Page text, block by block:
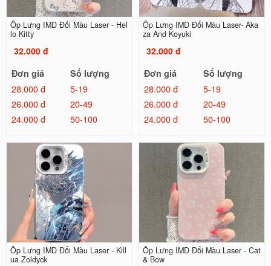
Ốp Lưng IMD Đổi Màu Laser - Hel
lo Kitty
32.000 đ
Đơn giá
Số lượng
28.000 đ
5-19
26.000 đ
20-49
24.000 đ
50-100
Ốp Lưng IMD Đổi Màu Laser- Aka
za And Koyuki
32.000 đ
Đơn giá
Số lượng
28.000 đ
5-19
26.000 đ
20-49
24.000 đ
50-100
Ốp Lưng IMD Đổi Màu Laser - Kill
ua Zoldyck
Ốp Lưng IMD Đổi Màu Laser - Cat
& Bow